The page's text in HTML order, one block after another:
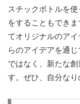
スチックボトルを
をすることもでき
てオリジナルのア
らのアイデアを通
ではなく、新たな
す。ぜひ、自分なり